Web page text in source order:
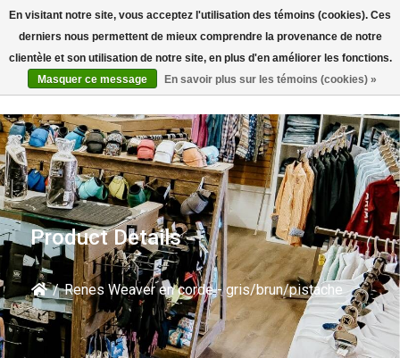
Rechercher
Product Details
/ Renes Weaver en corde - gris/brun/pistache
En visitant notre site, vous acceptez l'utilisation des témoins (cookies). Ces
derniers nous permettent de mieux comprendre la provenance de notre
clientèle et son utilisation de notre site, en plus d'en améliorer les fonctions.
Masquer ce message
En savoir plus sur les témoins (cookies) »